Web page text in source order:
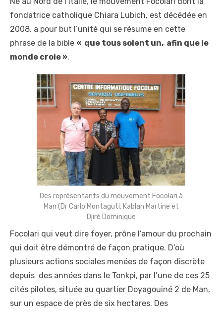
fondatrice catholique Chiara Lubich, est décédée en
2008, a pour but l’unité qui se résume en cette
phrase de la bible « que tous soient un, afin que le
monde croie ».
Des représentants du mouvement Focolari à
Man (Dr Carlo Montaguti, Kablan Martine et
Djiré Dominique
Focolari qui veut dire foyer, prône l’amour du prochain
qui doit être démontré de façon pratique. D’où
plusieurs actions sociales menées de façon discrète
depuis des années dans le Tonkpi, par l’une de ces 25
cités pilotes, située au quartier Doyagouiné 2 de Man,
sur un espace de près de six hectares. Des